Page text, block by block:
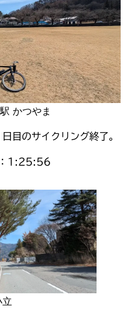
かつやま
目のサイクリング終了。
1:25:56